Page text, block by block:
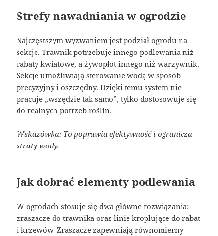
Strefy nawadniania w ogrodzie
Najczęstszym wyzwaniem jest podział ogrodu na
sekcje. Trawnik potrzebuje innego podlewania niż
rabaty kwiatowe, a żywopłot innego niż warzywnik.
Sekcje umożliwiają sterowanie wodą w sposób
precyzyjny i oszczędny. Dzięki temu system nie
pracuje „wszędzie tak samo”, tylko dostosowuje się
do realnych potrzeb roślin.
Wskazówka: To poprawia efektywność i ogranicza
straty wody.
Jak dobrać elementy podlewania
W ogrodach stosuje się dwa główne rozwiązania:
zraszacze do trawnika oraz linie kroplujące do rabat
i krzewów. Zraszacze zapewniają równomierny